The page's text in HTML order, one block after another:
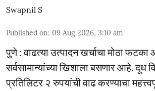
Swapnil S
Published on: 09 Aug 2026, 3:10 am
पुणे : वाढत्या उत्पादन खर्चाचा मोठा
सर्वसामान्यांच्या खिशाला बसणार आहे. दूध
प्रतिलिटर २ रुपयांची वाढ करण्याचा